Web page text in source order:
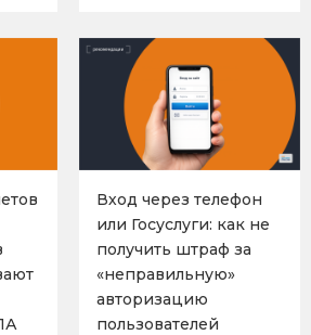
Вход через телефон
или Госуслуги: как не
получить штраф за
«неправильную»
авторизацию
пользователей